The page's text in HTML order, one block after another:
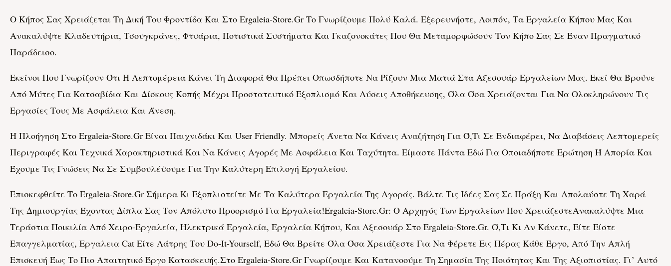
Ο Κήπος Σας Χρειάζεται Τη Δική Του Φροντίδα Και Στο Ergaleia-Store.gr Το Γνωρίζουμε Πολύ Καλά. Εξερευνήστε, Λοιπόν, Τα Εργαλεία Κήπου Μας Και
Ανακαλύψτε Κλαδευτήρια, Τσουγκράνες, Φτυάρια, Ποτιστικά Συστήματα Και Γκαζονοκάτες Που Θα Μεταμορφώσουν Τον Κήπο Σας Σε Έναν Πραγματικό
Παράδεισο.
Εκείνοι Που Γνωρίζουν Ότι Η Λεπτομέρεια Κάνει Τη Διαφορά Θα Πρέπει Οπωσδήποτε Να Ρίξουν Μια Ματιά Στα Αξεσουάρ Εργαλείων Μας. Εκεί Θα Βρούνε
Από Μύτες Για Κατσαβίδια Και Δίσκους Κοπής Μέχρι Προστατευτικό Εξοπλισμό Και Λύσεις Αποθήκευσης, Όλα Όσα Χρειάζονται Για Να Ολοκληρώνουν Τις
Εργασίες Τους Με Ασφάλεια Και Άνεση.
Η Πλοήγηση Στο Ergaleia-Store.gr Είναι Παιχνιδάκι Και User Friendly. Μπορείς Άνετα Να Κάνεις Αναζήτηση Για Ό,τι Σε Ενδιαφέρει, Να Διαβάσεις Λεπτομερείς
Περιγραφές Και Τεχνικά Χαρακτηριστικά Και Να Κάνεις Αγορές Με Ασφάλεια Και Ταχύτητα. Είμαστε Πάντα Εδώ Για Οποιαδήποτε Ερώτηση Ή Απορία Και
Έχουμε Τις Γνώσεις Να Σε Συμβουλέψουμε Για Την Καλύτερη Επιλογή Εργαλείου.
Επισκεφθείτε Το Ergaleia-Store.gr Σήμερα Κι Εξοπλιστείτε Με Τα Καλύτερα Εργαλεία Της Αγοράς. Βάλτε Τις Ιδέες Σας Σε Πράξη Και Απολαύστε Τη Χαρά
Της Δημιουργίας Έχοντας Δίπλα Σας Τον Απόλυτο Προορισμό Για Εργαλεία!ergaleia-Store.gr: Ο Αρχηγός Των Εργαλείων Που ΧρειάζεστεΑνακαλύψτε Μια
Τεράστια Ποικιλία Από Χειρο-Εργαλεία, Ηλεκτρικά Εργαλεία, Εργαλεία Κήπου, Και Αξεσουάρ Στο Ergaleia-Store.gr. Ό,τι Κι Αν Κάνετε, Είτε Είστε
Επαγγελματίας, Εργαλεια Cat Είτε Λάτρης Του Do-It-Yourself, Εδώ Θα Βρείτε Όλα Όσα Χρειάζεστε Για Να Φέρετε Εις Πέρας Κάθε Έργο, Από Την Απλή
Επισκευή Έως Το Πιο Απαιτητικό Έργο Κατασκευής.Στο Ergaleia-Store.gr Γνωρίζουμε Και Κατανοούμε Τη Σημασία Της Ποιότητας Και Της Αξιοπιστίας. Γι’ Αυτό